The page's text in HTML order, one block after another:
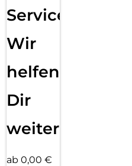
Service:
Wir
helfen
Dir
weiter
ab 0,00 €